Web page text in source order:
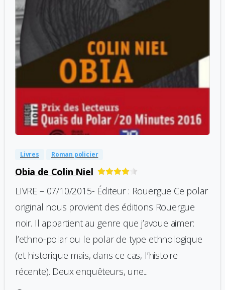
0 -
Livres Roman policier
Obia de Colin Niel
LIVRE – 07/10/2015- Éditeur : Rouergue Ce polar
original nous provient des éditions Rouergue
noir. Il appartient au genre que j’avoue aimer:
l’ethno-polar ou le polar de type ethnologique
(et historique mais, dans ce cas, l’histoire
récente). Deux enquêteurs, une...